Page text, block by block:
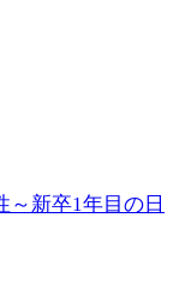
～新卒1年目の日